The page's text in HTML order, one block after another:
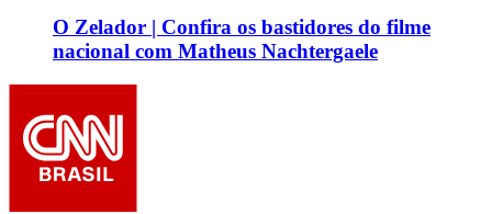
O Zelador | Confira os bastidores do filme
nacional com Matheus Nachtergaele